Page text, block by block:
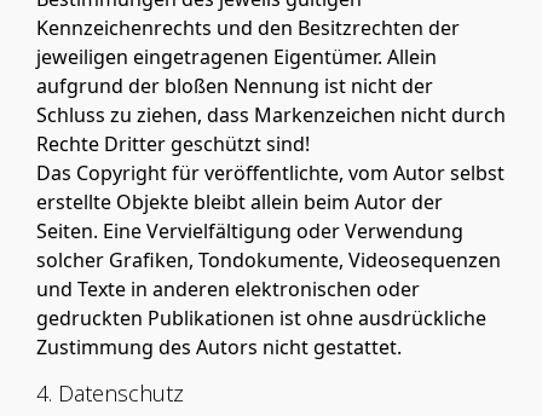
Kennzeichenrechts und den Besitzrechten der
jeweiligen eingetragenen Eigentümer. Allein
aufgrund der bloßen Nennung ist nicht der
Schluss zu ziehen, dass Markenzeichen nicht durch
Rechte Dritter geschützt sind!
Das Copyright für veröffentlichte, vom Autor selbst
erstellte Objekte bleibt allein beim Autor der
Seiten. Eine Vervielfältigung oder Verwendung
solcher Grafiken, Tondokumente, Videosequenzen
und Texte in anderen elektronischen oder
gedruckten Publikationen ist ohne ausdrückliche
Zustimmung des Autors nicht gestattet.
4. Datenschutz